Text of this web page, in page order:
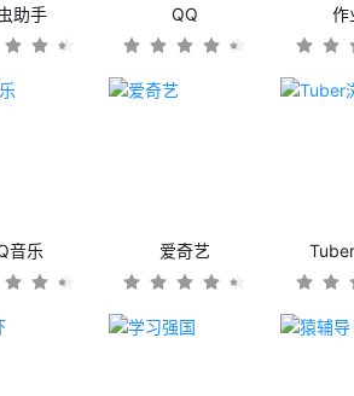
助手 QQ 作
音乐 爱奇艺